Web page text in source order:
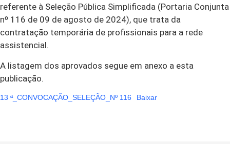
referente à Seleção Pública Simplificada (Portaria Conjunta
nº 116 de 09 de agosto de 2024), que trata da
contratação temporária de profissionais para a rede
assistencial.
A listagem dos aprovados segue em anexo a esta
publicação.
13 ª_CONVOCAÇÃO_SELEÇÃO_Nº 116 Baixar